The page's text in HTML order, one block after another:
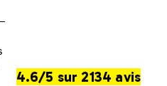
4.6/5 sur 2134 avis